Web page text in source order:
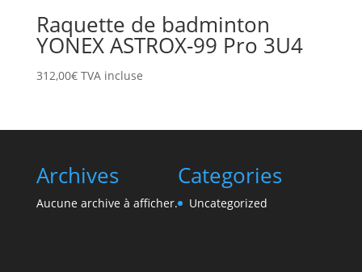
Raquette de badminton
YONEX ASTROX-99 Pro 3U4
312,00€ TVA incluse
Archives
Aucune archive à afficher.
Categories
Uncategorized